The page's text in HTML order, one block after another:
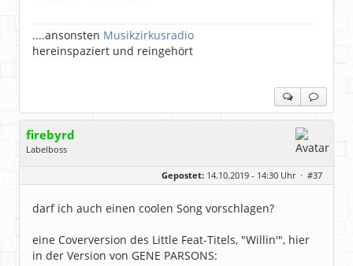
....ansonsten Musikzirkusradio
hereinspaziert und reingehört
firebyrd
Labelboss
Hausgeburt (Ausgeburt?)
Beiträge:
48869
Gepostet: 14.10.2019 - 14:30 Uhr · #37
darf ich auch einen coolen Song vorschlagen?
eine Coverversion des Little Feat-Titels, "Willin'", hier
in der Version von GENE PARSONS: